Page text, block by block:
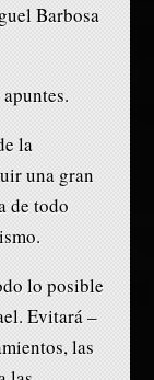
Barbosa
la
una gran
de todo
lo posible
Evitará –
las